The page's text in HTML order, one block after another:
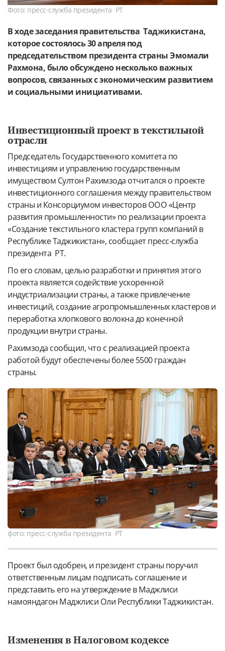
Фото: пресс-служба президента РТ
В ходе заседания правительства Таджикистана,
которое состоялось 30 апреля под
председательством президента страны Эмомали
Рахмона, было обсуждено несколько важных
вопросов, связанных с экономическим развитием
и социальными инициативами.
Инвестиционный проект в текстильной
отрасли
Председатель Государственного комитета по
инвестициям и управлению государственным
имуществом Султон Рахимзода отчитался о проекте
инвестиционного соглашения между правительством
страны и Консорциумом инвесторов ООО «Центр
развития промышленности» по реализации проекта
«Создание текстильного кластера групп компаний в
Республике Таджикистан», сообщает пресс-служба
президента РТ.
По его словам, целью разработки и принятия этого
проекта является содействие ускоренной
индустриализации страны, а также привлечение
инвестиций, создание агропромышленных кластеров и
переработка хлопкового волокна до конечной
продукции внутри страны.
Рахимзода сообщил, что с реализацией проекта
работой будут обеспечены более 5500 граждан
страны.
фото: пресс-служба президента РТ
Проект был одобрен, и президент страны поручил
ответственным лицам подписать соглашение и
представить его на утверждение в Маджлиси
намояндагон Маджлиси Оли Республики Таджикистан.
Изменения в Налоговом кодексе